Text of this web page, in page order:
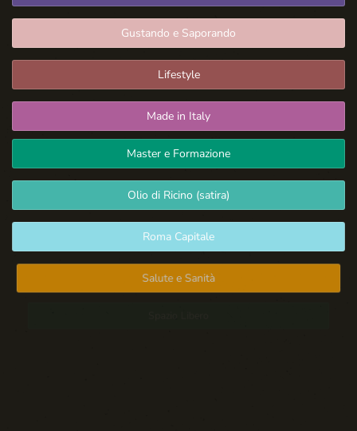
Gustando e Saporando
Lifestyle
Made in Italy
Master e Formazione
Olio di Ricino (satira)
Roma Capitale
Salute e Sanità